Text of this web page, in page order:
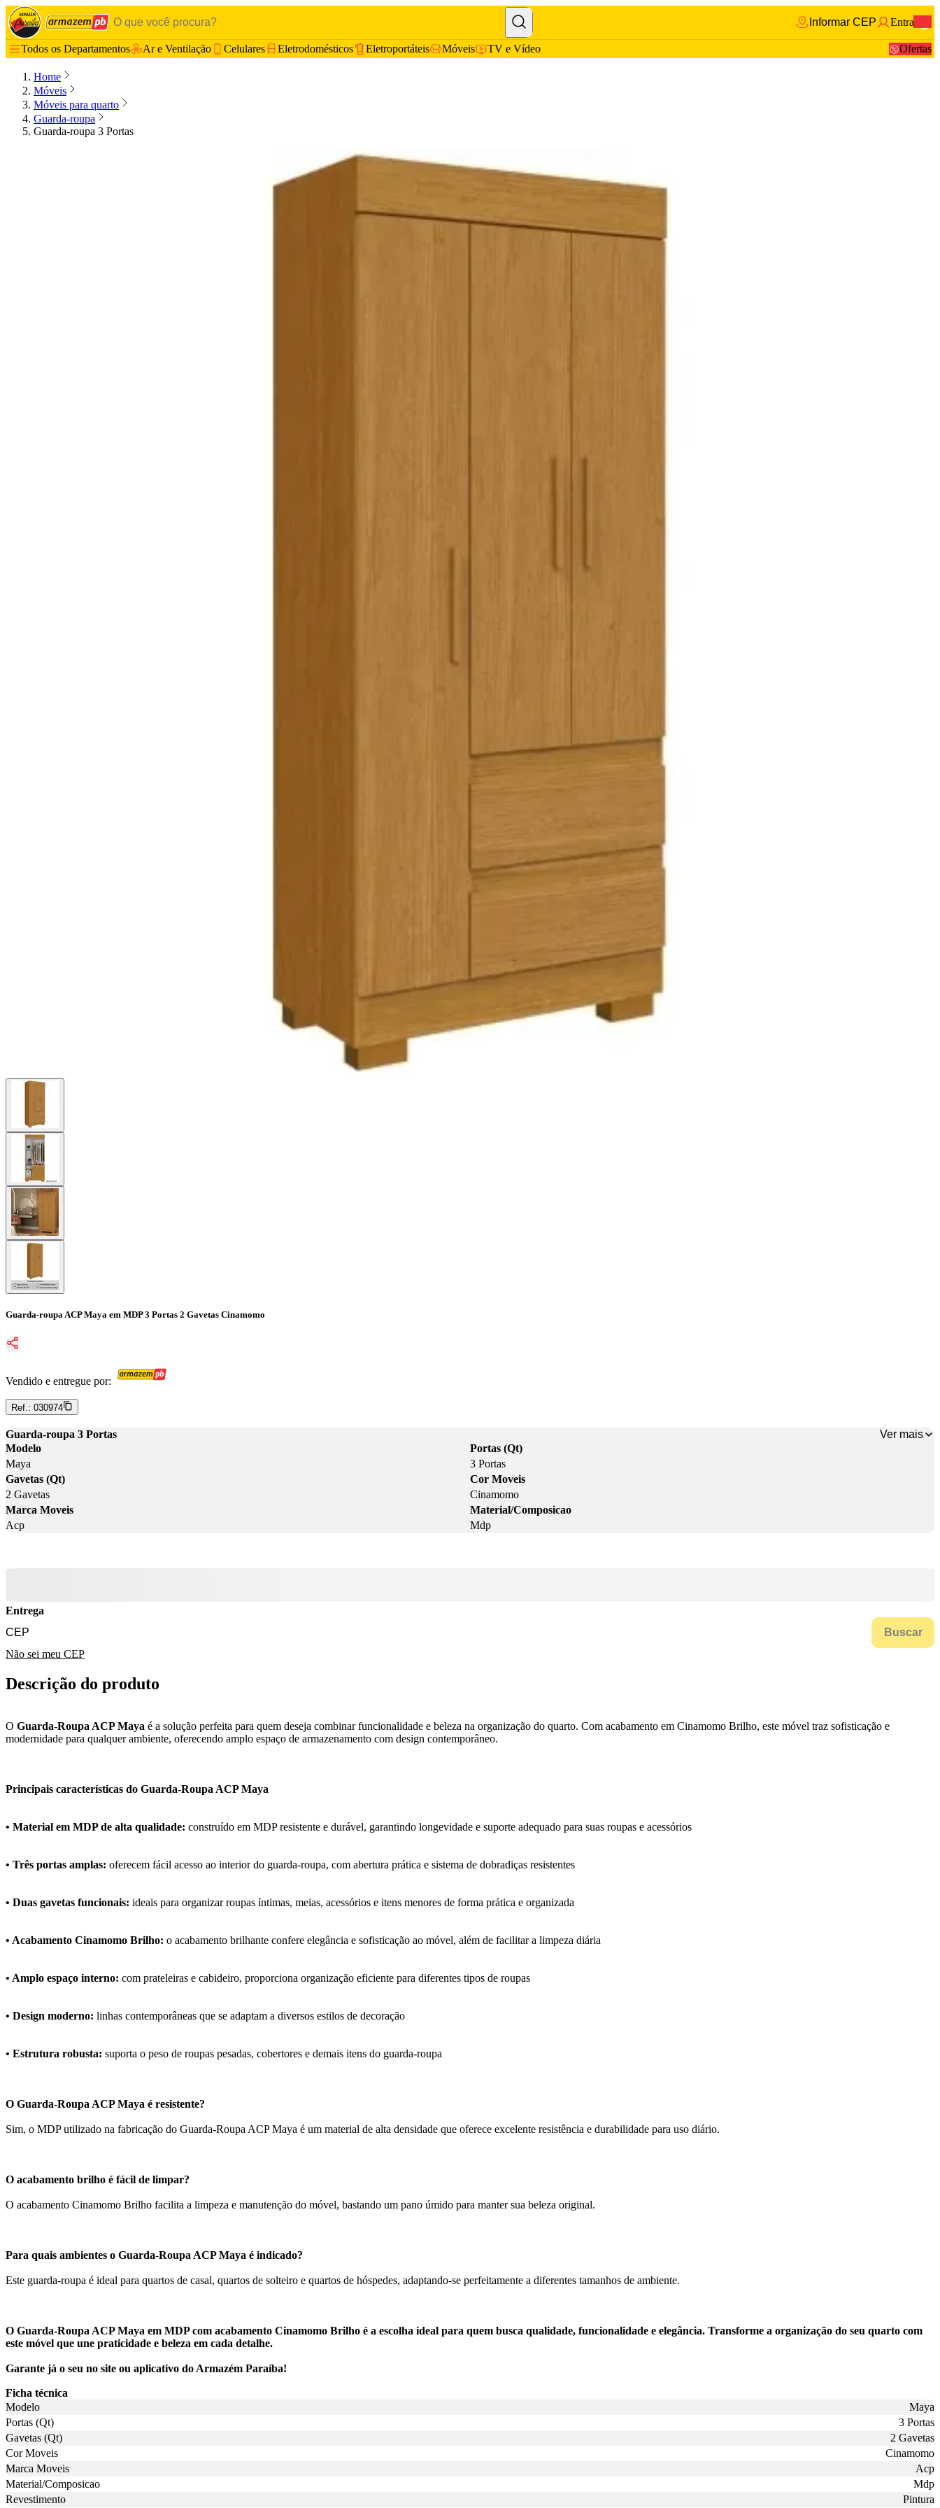
Informar CEP Entrar
Todos os Departamentos Ar e Ventilação Celulares Eletrodomésticos Eletroportáteis Móveis TV e Vídeo Ofertas
Home
Móveis
Móveis para quarto
Guarda-roupa
Guarda-roupa 3 Portas
Guarda-roupa ACP Maya em MDP 3 Portas 2 Gavetas Cinamomo
Vendido e entregue por:
Ref.: 030974
Guarda-roupa 3 Portas
Ver mais
Modelo
Maya
Portas (Qt)
3 Portas
Gavetas (Qt)
2 Gavetas
Cor Moveis
Cinamomo
Marca Moveis
Acp
Material/Composicao
Mdp
Entrega
Buscar
Não sei meu CEP
Descrição do produto
O Guarda-Roupa ACP Maya é a solução perfeita para quem deseja combinar funcionalidade e beleza na organização do quarto. Com acabamento em Cinamomo Brilho, este móvel traz sofisticação e
modernidade para qualquer ambiente, oferecendo amplo espaço de armazenamento com design contemporâneo.
Principais características do Guarda-Roupa ACP Maya
• Material em MDP de alta qualidade: construído em MDP resistente e durável, garantindo longevidade e suporte adequado para suas roupas e acessórios
• Três portas amplas: oferecem fácil acesso ao interior do guarda-roupa, com abertura prática e sistema de dobradiças resistentes
• Duas gavetas funcionais: ideais para organizar roupas íntimas, meias, acessórios e itens menores de forma prática e organizada
• Acabamento Cinamomo Brilho: o acabamento brilhante confere elegância e sofisticação ao móvel, além de facilitar a limpeza diária
• Amplo espaço interno: com prateleiras e cabideiro, proporciona organização eficiente para diferentes tipos de roupas
• Design moderno: linhas contemporâneas que se adaptam a diversos estilos de decoração
• Estrutura robusta: suporta o peso de roupas pesadas, cobertores e demais itens do guarda-roupa
O Guarda-Roupa ACP Maya é resistente?
Sim, o MDP utilizado na fabricação do Guarda-Roupa ACP Maya é um material de alta densidade que oferece excelente resistência e durabilidade para uso diário.
O acabamento brilho é fácil de limpar?
O acabamento Cinamomo Brilho facilita a limpeza e manutenção do móvel, bastando um pano úmido para manter sua beleza original.
Para quais ambientes o Guarda-Roupa ACP Maya é indicado?
Este guarda-roupa é ideal para quartos de casal, quartos de solteiro e quartos de hóspedes, adaptando-se perfeitamente a diferentes tamanhos de ambiente.
O Guarda-Roupa ACP Maya em MDP com acabamento Cinamomo Brilho é a escolha ideal para quem busca qualidade, funcionalidade e elegância. Transforme a organização do seu quarto com
este móvel que une praticidade e beleza em cada detalhe.
Garante já o seu no site ou aplicativo do Armazém Paraíba!
Ficha técnica
Modelo
Maya
Portas (Qt)
3 Portas
Gavetas (Qt)
2 Gavetas
Cor Moveis
Cinamomo
Marca Moveis
Acp
Material/Composicao
Mdp
Revestimento
Pintura